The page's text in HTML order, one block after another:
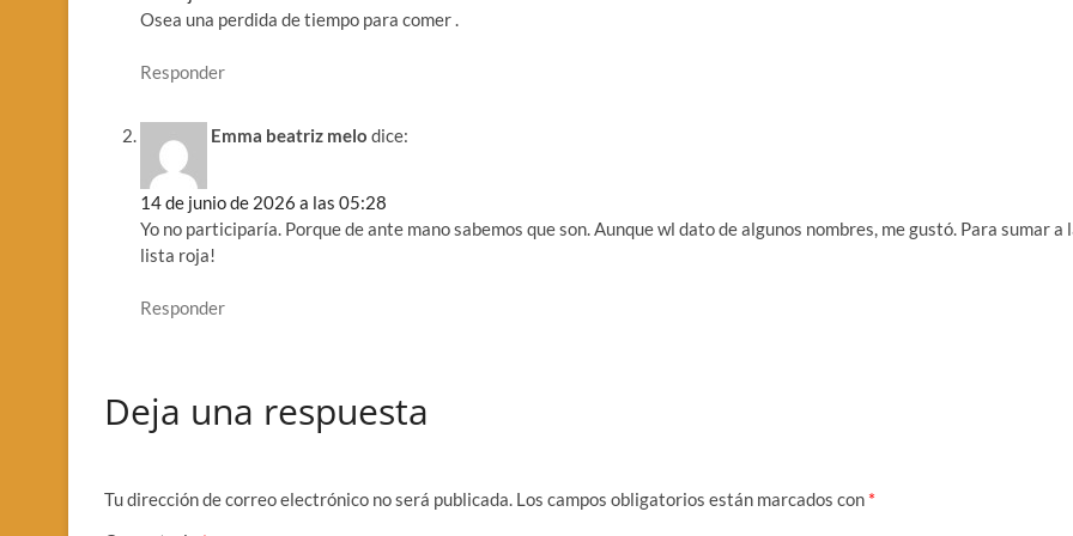
Osea una perdida de tiempo para comer .
Responder
Emma beatriz melo dice:
14 de junio de 2026 a las 05:28
Yo no participaría. Porque de ante mano sabemos que son. Aunque wl dato de algunos nombres, me gustó. Para sumar a
lista roja!
Responder
Deja una respuesta
Tu dirección de correo electrónico no será publicada. Los campos obligatorios están marcados con *